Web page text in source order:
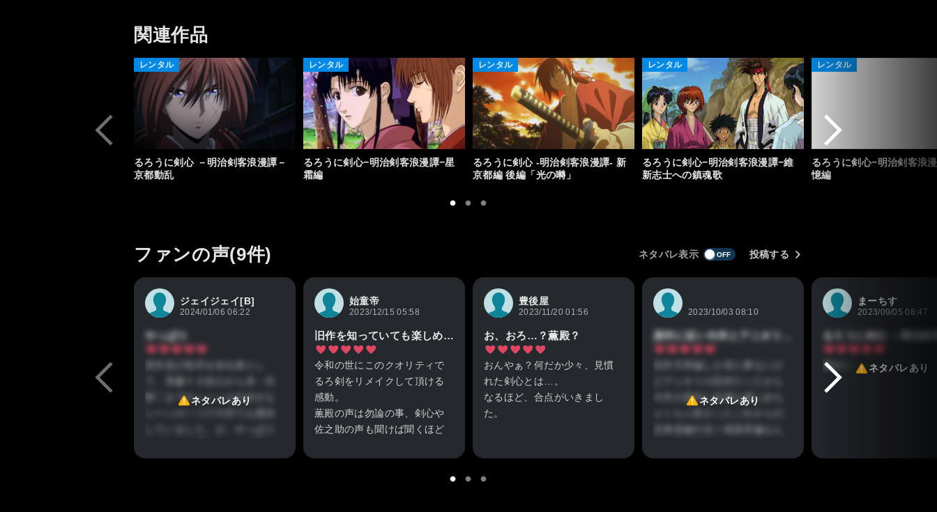
関連作品
レンタル
るろうに剣心 －明治剣客浪漫譚－
京都動乱
レンタル
るろうに剣心−明治剣客浪漫譚−星
霜編
レンタル
るろうに剣心 ‐明治剣客浪漫譚‐ 新
京都編 後編「光の囀」
レンタル
るろうに剣心−明治剣客浪漫譚−維
新志士への鎮魂歌
レンタル
るろうに剣心−明治剣客浪
憶編
ファンの声(9件) ネタバレ表示 投稿する
ジェイジェイ[B]
2024/01/06 06:22
やっぱり
斬〇までのシーンは大好きな
んに変わって声が若くなった
ネタバレあり
始童帝
2023/12/15 05:58
旧作を知っていても楽しめる内容
令和の世にこのクオリティで
るろ剣をリメイクして頂ける
感動。
薫殿の声は勿論の事、剣心や
佐之助の声も聞けば聞くほど
可能であれば人誅篇まで制作
豊後屋
2023/11/20 01:56
お、おろ…？薫殿？
おんやぁ？何だか少々、見慣
れた剣心とは…。
なるほど、合点がいきまし
た。
声優さんには驚かされる事が
あるのですが。
2023/10/03 08:10
旧作天草編しか見た事ないけ
今作の原作に忠実な感じめち
北海道編や志々雄真実編なん
ですね
ネタバレあり
まーちす
2023/09/05 08:47
面白い ネタバレあり